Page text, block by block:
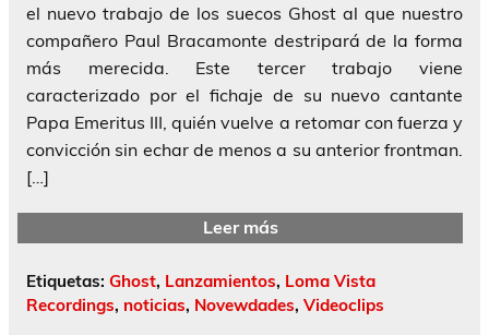
el nuevo trabajo de los suecos Ghost al que nuestro
compañero Paul Bracamonte destripará de la forma
más merecida. Este tercer trabajo viene
caracterizado por el fichaje de su nuevo cantante
Papa Emeritus III, quién vuelve a retomar con fuerza y
convicción sin echar de menos a su anterior frontman.
[…]
Leer más
Etiquetas: Ghost, Lanzamientos, Loma Vista
Recordings, noticias, Novewdades, Videoclips